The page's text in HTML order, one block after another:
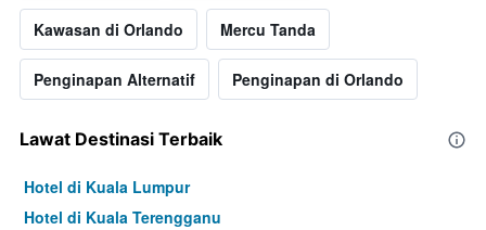
Kawasan di Orlando Mercu Tanda
Penginapan Alternatif Penginapan di Orlando
Lawat Destinasi Terbaik
Hotel di Kuala Lumpur
Hotel di Kuala Terengganu